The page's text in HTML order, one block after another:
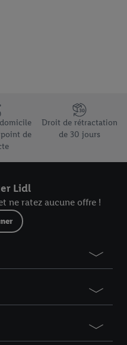
différents arguments de
de
Droit de rétractation
de 30 jours
Lidl
ne ratez aucune offre !